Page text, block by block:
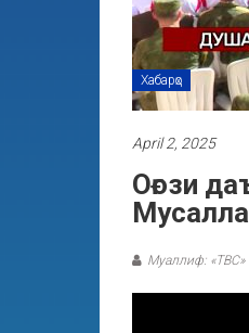
Хабарҳо
April 2, 2025
Оғози
Муаллиф: «ТВС»